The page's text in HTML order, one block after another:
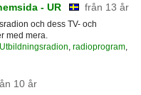
- UR från 13 år
och dess TV- och
med mera.
Utbildningsradion radioprogram,
10 år